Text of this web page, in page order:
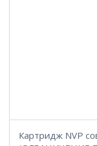
Картридж NVP